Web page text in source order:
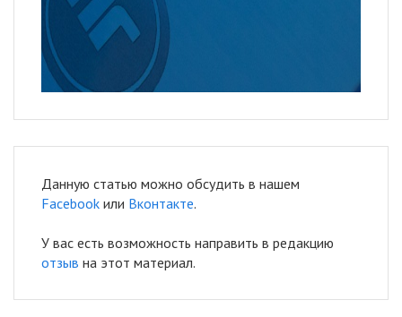
Данную статью можно обсудить в нашем
Facebook или Вконтакте.
У вас есть возможность направить в редакцию
отзыв на этот материал.